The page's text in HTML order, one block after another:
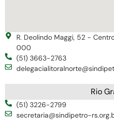
R. Deolindo Maggi, 52 -
000
(51) 3663-2763
Rio
(51) 3226-2799
secretaria@sindipetro-